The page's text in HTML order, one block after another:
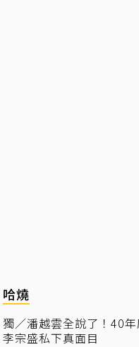
哈燒
獨／潘越雲全說了！40
李宗盛私下真面目